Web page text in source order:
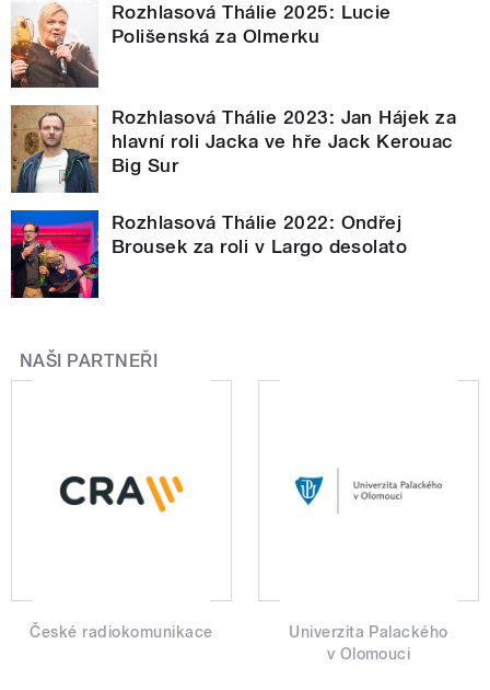
Rozhlasová Thálie 2025: Lucie
Polišenská za Olmerku
Rozhlasová Thálie 2023: Jan Hájek za
hlavní roli Jacka ve hře Jack Kerouac
Big Sur
Rozhlasová Thálie 2022: Ondřej
Brousek za roli v Largo desolato
NAŠI PARTNEŘI
České radiokomunikace
Univerzita Palackého
v Olomouci